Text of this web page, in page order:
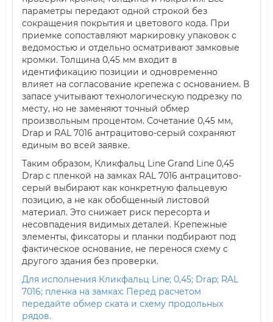
параметры передают одной строкой без
сокращения покрытия и цветового кода. При
приемке сопоставляют маркировку упаковок с
ведомостью и отдельно осматривают замковые
кромки. Толщина 0,45 мм входит в
идентификацию позиции и одновременно
влияет на согласование крепежа с основанием. В
запасе учитывают технологическую подрезку по
месту, но не заменяют точный обмер
произвольным процентом. Сочетание 0,45 мм,
Drap и RAL 7016 антрацитово-серый сохраняют
единым во всей заявке.
Таким образом, Кликфальц Line Grand Line 0,45
Drap с пленкой на замках RAL 7016 антрацитово-
серый выбирают как конкретную фальцевую
позицию, а не как обобщенный листовой
материал. Это снижает риск пересорта и
несовпадения видимых деталей. Крепежные
элементы, фиксаторы и планки подбирают под
фактическое основание, не перенося схему с
другого здания без проверки.
Для исполнения Кликфальц Line; 0,45; Drap; RAL
7016; пленка на замках: Перед расчетом
передайте обмер ската и схему продольных
рядов.